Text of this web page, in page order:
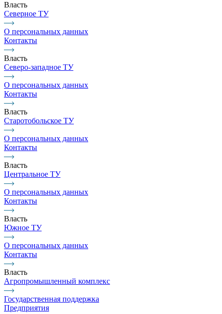
Власть
Северное ТУ
О персональных данных
Контакты
Власть
Северо-западное ТУ
О персональных данных
Контакты
Власть
Старотобольское ТУ
О персональных данных
Контакты
Власть
Центральное ТУ
О персональных данных
Контакты
Власть
Южное ТУ
О персональных данных
Контакты
Власть
Агропромышленный комплекс
Государственная поддержка
Предприятия